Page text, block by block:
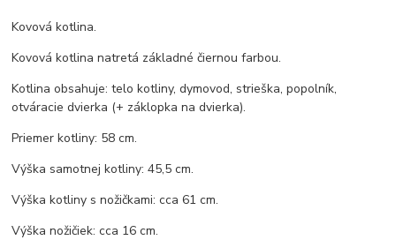
Kovová kotlina.
Kovová kotlina natretá základné čiernou farbou.
Kotlina obsahuje: telo kotliny, dymovod, strieška, popolník,
otváracie dvierka (+ záklopka na dvierka).
Priemer kotliny: 58 cm.
Výška samotnej kotliny: 45,5 cm.
Výška kotliny s nožičkami: cca 61 cm.
Výška nožičiek: cca 16 cm.